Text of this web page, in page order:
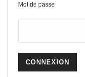
Mot de passe